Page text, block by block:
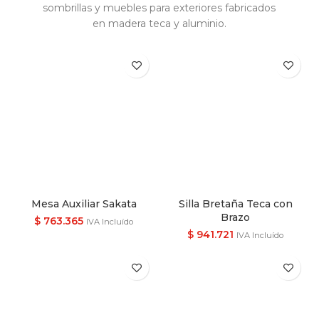
sombrillas y muebles para exteriores fabricados
en madera teca y aluminio.
Mesa Auxiliar Sakata
$ 763.365 IVA Incluído
Silla Bretaña Teca con
Brazo
$ 941.721 IVA Incluído